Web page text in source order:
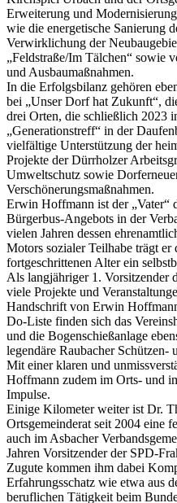
Erweiterung und
wie die energetische Sanierung
Verwirklichung der
„Feldstraße/Im Tälchen“ sowie
und Ausbaumaßnahmen.
In die Erfolgsbilanz gehören
bei „Unser Dorf hat Zukunft“,
drei Orten, die schließlich 2023
„Generationstreff“ in der
vielfältige Unterstützung der
Projekte der Dürrholzer
Umweltschutz sowie
Verschönerungsmaßnahmen.
Erwin Hoffmann ist der „Vater“
Bürgerbus-Angebots in der
vielen Jahren dessen
Motors sozialer Teilhabe trägt er
fortgeschrittenen Alter ein
Als langjähriger 1. Vorsitzender
viele Projekte und
Handschrift von Erwin
Do-Liste finden sich das
und die Bogenschießanlage
legendäre Raubacher Schützen-
Mit einer klaren und
Hoffmann zudem im Orts- und
Impulse.
Einige Kilometer weiter ist Dr.
Ortsgemeinderat seit 2004 eine
auch im Asbacher
Jahren Vorsitzender der SPD-
Zugute kommen ihm dabei
Erfahrungsschatz wie etwa aus
beruflichen Tätigkeit beim